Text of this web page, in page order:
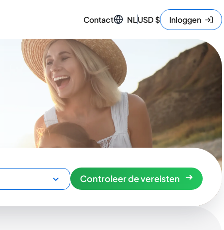
Contact NLUSD$ Inloggen
Controleer de vereisten